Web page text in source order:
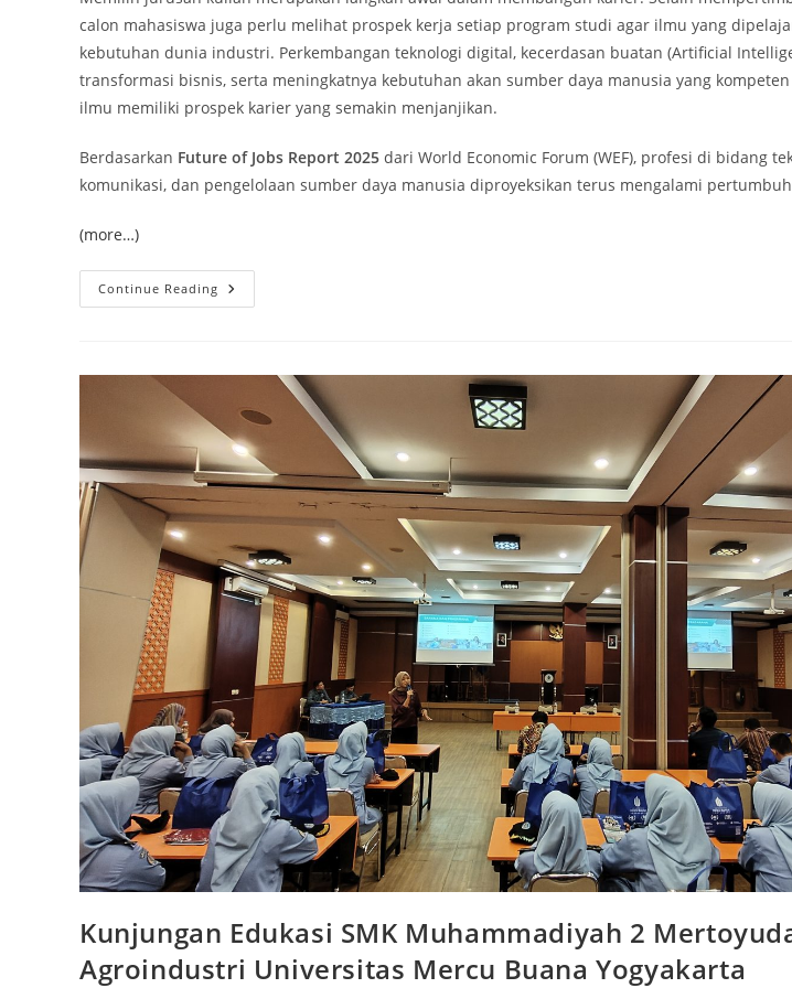
calon mahasiswa juga perlu melihat prospek kerja setiap program studi agar ilmu yang
kebutuhan dunia industri. Perkembangan teknologi digital, kecerdasan buatan (Artificial
transformasi bisnis, serta meningkatnya kebutuhan akan sumber daya manusia yang
ilmu memiliki prospek karier yang semakin menjanjikan.
Berdasarkan Future of Jobs Report 2025 dari World Economic Forum (WEF), profesi di bidang
komunikasi, dan pengelolaan sumber daya manusia diproyeksikan terus mengalami
(more…)
Continue Reading Bingung
Memilih
Studi
Prospek
Karier
Tinggi
Di
Universitas
Mercu
Buana
Yogyakarta
Kunjungan Edukasi SMK Muhammadiyah 2
Agroindustri Universitas Mercu Buana Yogyakarta